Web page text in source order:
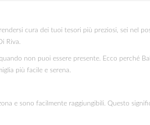
cura dei tuoi tesori più preziosi, sei nel
Riva.
non puoi essere presente. Ecco perché
più facile e serena.
e sono facilmente raggiungibili. Questo